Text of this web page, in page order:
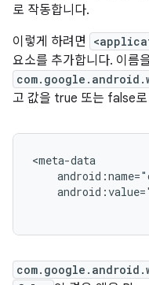
로 작동합니다.
이렇게 하려면
요소를 추가합니다. 이름
고 값을 true 또는 false로